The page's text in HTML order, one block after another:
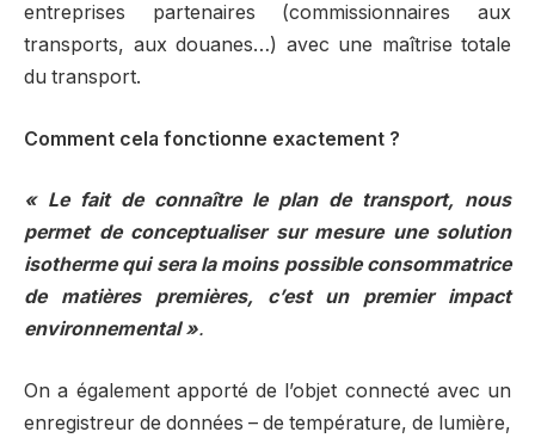
entreprises partenaires (commissionnaires aux
transports, aux douanes…) avec une maîtrise totale
du transport.
Comment cela fonctionne exactement ?
« Le fait de connaître le plan de transport, nous
permet de conceptualiser sur mesure une solution
isotherme qui sera la moins possible consommatrice
de matières premières, c’est un premier impact
environnemental ».
On a également apporté de l’objet connecté avec un
enregistreur de données – de température, de lumière,